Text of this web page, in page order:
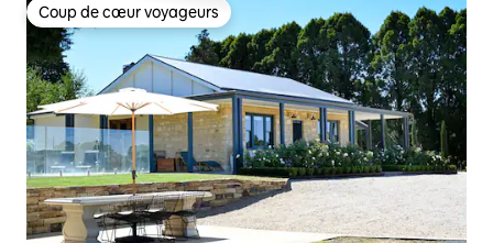
Coup de cœur voyageurs
Coup de cœur voyageurs